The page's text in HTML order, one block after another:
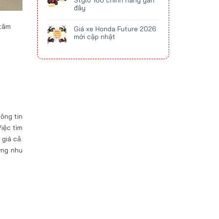
tin
tìm
cả.
nhu
đây
Giá xe Honda Future 2026
mới cập nhật